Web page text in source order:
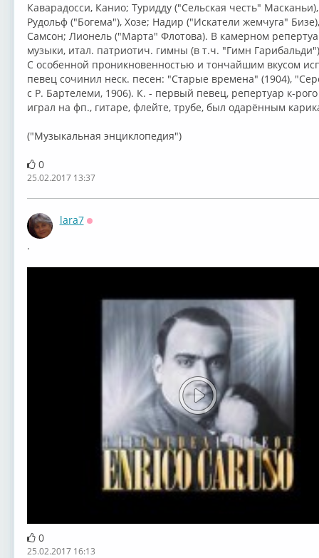
Каварадосси, Канио; Туридду ("Сельская честь"
Рудольф ("Богема"), Хозе; Надир ("Искатели жемчуга"
Самсон; Лионель ("Марта" Флотова). В камерном
музыки, итал. патриотич. гимны (в т.ч. "Гимн
С особенной проникновенностью и тончайшим вкусом
певец сочинил неск. песен: "Старые времена" (1904),
с Р. Бартелеми, 1906). К. - первый певец, репертуар к-
играл на фп., гитаре, флейте, трубе, был одарённым
("Музыкальная энциклопедия")
0
25.02.2017 13:37
lara7
.
0
25.02.2017 16:13